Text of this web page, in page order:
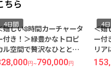
ちら
嬉しい8時間カーチャータ
付き！＞緑豊かなトロピ
ル空間で贅沢なひととき
アヤナ セガラバリ
【Ocean View】』宿泊
4日間
円~790,000 円
＜嬉
ー付
リア
ラ『
マ
4